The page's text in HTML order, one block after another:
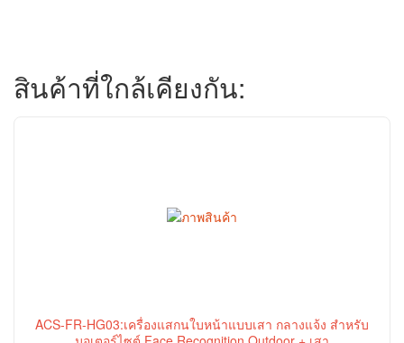
สินค้าที่ใกล้เคียงกัน:
ACS-FR-HG03:เครื่องแสกนใบหน้าแบบเสา กลางแจ้ง สำหรับ